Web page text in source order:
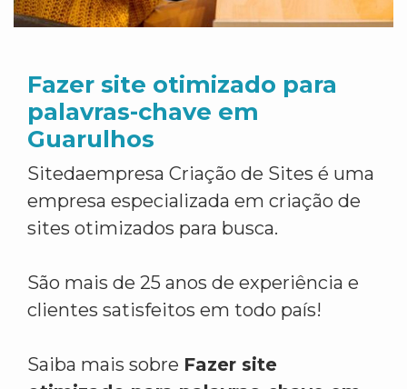
Fazer site otimizado para
palavras-chave em
Guarulhos
Sitedaempresa Criação de Sites é uma
empresa especializada em criação de
sites otimizados para busca.
São mais de 25 anos de experiência e
clientes satisfeitos em todo país!
Saiba mais sobre Fazer site